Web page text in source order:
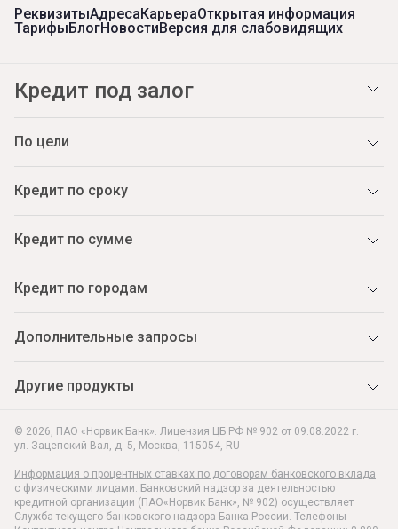
© 2026, ПАО «Норвик Банк». Лицензия ЦБ РФ № 902 от 09.08.2022 г.
ул. Зацепский Вал, д. 5, Москва, 115054, RU
Информация о процентных ставках по договорам банковского вклада
с физическими лицами. Банковский надзор за деятельностью
кредитной организации (ПАО«Норвик Банк», № 902) осуществляет
Служба текущего банковского надзора Банка России. Телефоны
РеквизитыАдресаКарьераОткрытая информация
ТарифыБлогНовостиВерсия для слабовидящих
Кредит под залог
По цели
Кредит по сроку
Кредит по сумме
Кредит по городам
Дополнительные запросы
Другие продукты